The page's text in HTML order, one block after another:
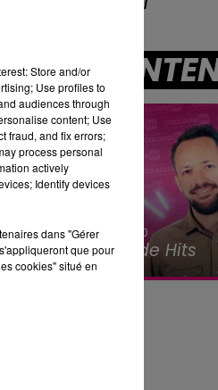
Animal
A
20h00 - 22h00
Les Classiques
Store and/or
Use profiles to
audiences through
content; Use
fraud, and fix errors;
process personal
actively
Identify devices
dans "Gérer
que pour
cookies" situé en